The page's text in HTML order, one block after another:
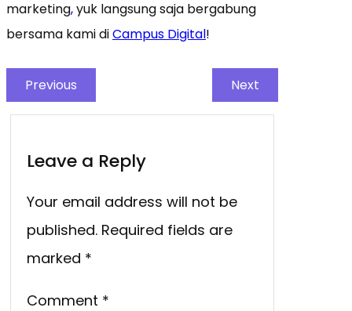
marketing,yuk langsung saja bergabung
bersama kami diCampus Digital!
Previous Next
Leave a Reply
Your email address will not be
published. Required fields are
marked *
Comment *